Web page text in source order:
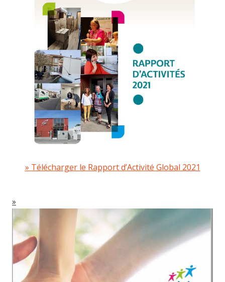
Télécharger le Rapport d’Activité Global 2021